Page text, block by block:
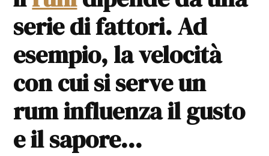
serie di fattori. Ad
esempio, la velocità
con cui si serve un
rum influenza il gusto
e il sapore…